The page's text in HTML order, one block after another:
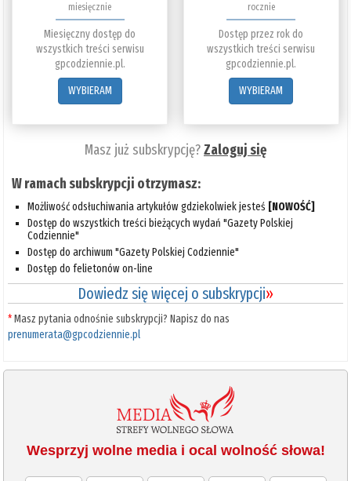
miesięcznie
Miesięczny dostęp do
wszystkich treści serwisu
gpcodziennie.pl.
WYBIERAM
rocznie
Dostęp przez rok do
wszystkich treści serwisu
gpcodziennie.pl.
WYBIERAM
Masz już subskrypcję?Zaloguj się
W ramach subskrypcji otrzymasz:
Możliwość odsłuchiwania artykułów gdziekolwiek jesteś [NOWOŚĆ]
Dostęp do wszystkich treści bieżących wydań "Gazety Polskiej
Codziennie"
Dostęp do archiwum "Gazety Polskiej Codziennie"
Dostęp do felietonów on-line
Dowiedz się więcej o subskrypcji»
*Masz pytania odnośnie subskrypcji? Napisz do nas
prenumerata@gpcodziennie.pl
Wesprzyj wolne media i ocal wolność słowa!